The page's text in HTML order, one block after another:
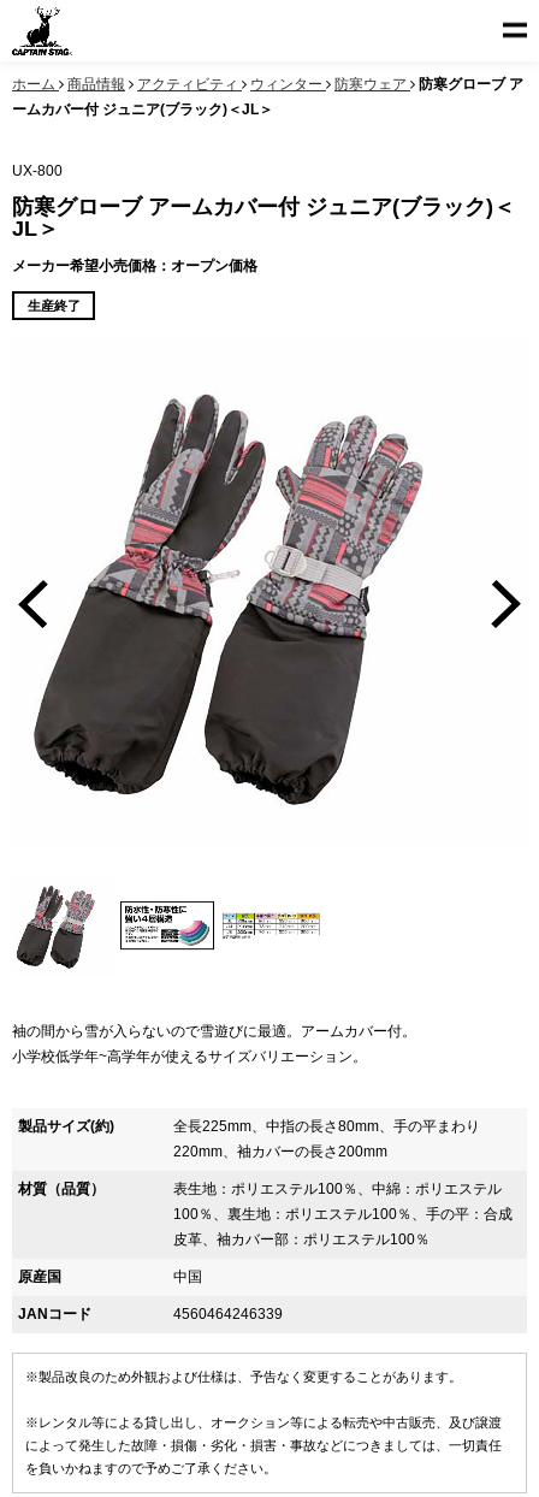
ホーム 商品情報 アクティビティ ウィンター 防寒ウェア
防寒グローブ ア
ームカバー付 ジュニア(ブラック)＜JL＞
UX-800
防寒グローブ アームカバー付 ジュニア(ブラック)＜
JL＞
メーカー希望小売価格：オープン価格
生産終了
袖の間から雪が入らないので雪遊びに最適。アームカバー付。
小学校低学年~高学年が使えるサイズバリエーション。
製品サイズ(約)
全長225mm、中指の長さ80mm、手の平まわり
220mm、袖カバーの長さ200mm
材質（品質）
表生地：ポリエステル100％、中綿：ポリエステル
100％、裏生地：ポリエステル100％、手の平：合成
皮革、袖カバー部：ポリエステル100％
原産国 中国
JANコード 4560464246339
※製品改良のため外観および仕様は、予告なく変更することがあります。
※レンタル等による貸し出し、オークション等による転売や中古販売、及び譲渡
によって発生した故障・損傷・劣化・損害・事故などにつきましては、一切責任
を負いかねますので予めご了承ください。